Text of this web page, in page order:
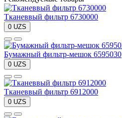
Тканеввый фильтр 6730000
0 UZS
Бумажный фильтр-мешок 6595030
0 UZS
Тканеввый фильтр 6912000
0 UZS